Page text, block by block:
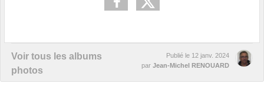
Voir tous les albums
photos
Publié le 12 janv. 2024
par Jean-Michel RENOUARD